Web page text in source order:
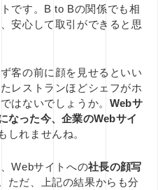
です。B to Bの関係でも相
安心して取引ができると思
客の前に顔を見せるといい
レストランほどシェフがホ
はないでしょうか。 Webサ
なった今、企業のWebサイ
しれませんね。
Webサイトへの社長の顔写
ただ、上記の結果からも分